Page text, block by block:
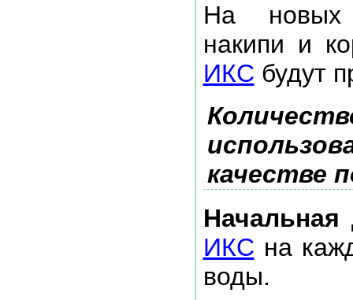
На новых
накипи и
ИКС будут
качестве
Начальная
ИКС на
воды.